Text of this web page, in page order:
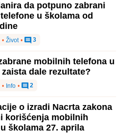
da potpuno zabrani
u školama od
• Život • 3
mobilnih telefona u
dale rezultate?
• Info • 2
o izradi Nacrta zakona
korišćenja mobilnih
školama 27. aprila